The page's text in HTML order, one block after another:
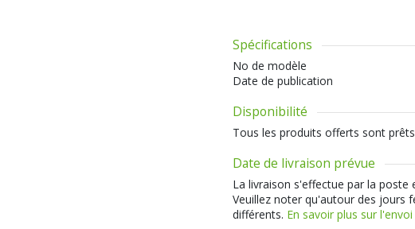
Spécifications
No de modèle
Date de publication
Disponibilité
Tous les produits offerts sont
Date de livraison prévue
La livraison s'effectue par la
Veuillez noter qu'autour des jours
différents. En savoir plus sur l'envoi